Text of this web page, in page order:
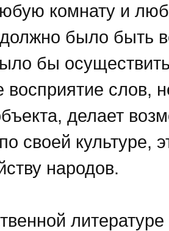
комнату и
должно было быть
бы
восприятие слов,
делает
своей культуре,
народов.